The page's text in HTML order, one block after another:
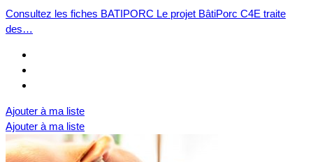
Consultez les fiches BATIPORC Le projet BâtiPorc C4E traite
des…
Ajouter à ma liste
Ajouter à ma liste